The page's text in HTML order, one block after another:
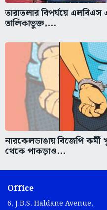
তারাতলার বিপর্যয়ে
তালিকাভুক্ত,...
নারকেলডাঙায় বিজেপি
থেকে পাকড়াও...
Office
6, J.B.S. Haldane Avenue,